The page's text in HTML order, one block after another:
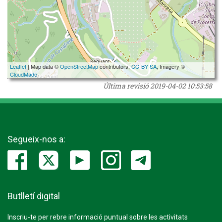
Leaflet | Map data ©OpenStreetMapcontributors,CC-BY-SA, Imagery ©
CloudMade
Última revisió2019-04-02 10:53:58
Segueix-nos a:
Butlletí digital
Inscriu-te per rebre informació puntual sobre les activitats